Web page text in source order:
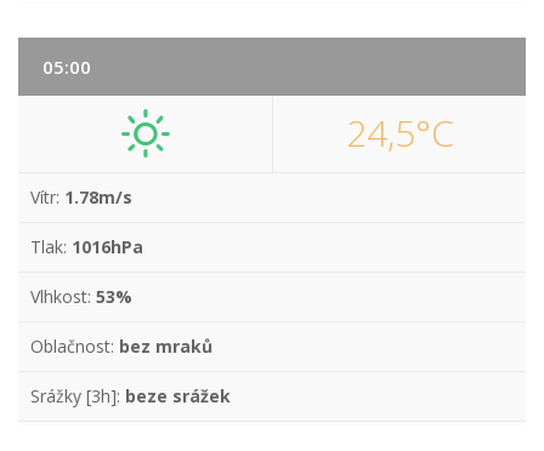
05:00
24,5°C
Vítr: 1.78m/s
Tlak: 1016hPa
Vlhkost: 53%
Oblačnost: bez mraků
Srážky [3h]: beze srážek